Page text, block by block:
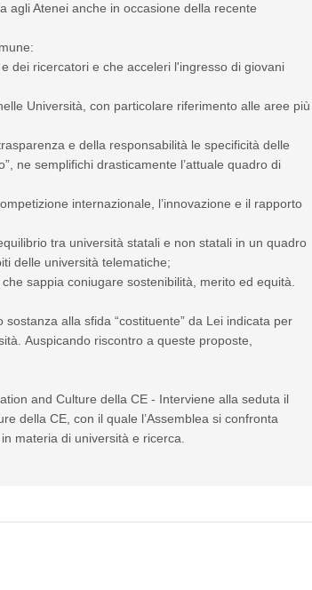
agli Atenei anche in occasione della recente
dei ricercatori e che acceleri l'ingresso di giovani
Università, con particolare riferimento alle aree più
e della responsabilità le specificità delle
ne semplifichi drasticamente l’attuale quadro di
internazionale, l’innovazione e il rapporto
tra università statali e non statali in un quadro
delle università telematiche;
sappia coniugare sostenibilità, merito ed equità.
alla sfida “costituente” da Lei indicata per
Auspicando riscontro a queste proposte,
and Culture della CE - Interviene alla seduta il
della CE, con il quale l’Assemblea si confronta
materia di università e ricerca.